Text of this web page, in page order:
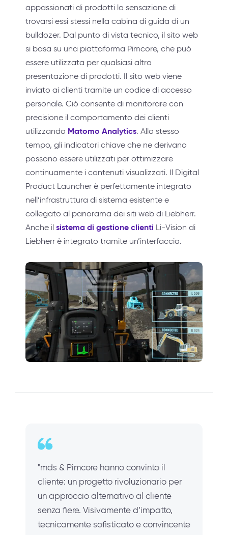
appassionati di prodotti la sensazione di
trovarsi essi stessi nella cabina di guida di un
bulldozer. Dal punto di vista tecnico, il sito web
si basa su una piattaforma Pimcore, che può
essere utilizzata per qualsiasi altra
presentazione di prodotti. Il sito web viene
inviato ai clienti tramite un codice di accesso
personale. Ciò consente di monitorare con
precisione il comportamento dei clienti
utilizzando Matomo Analytics. Allo stesso
tempo, gli indicatori chiave che ne derivano
possono essere utilizzati per ottimizzare
continuamente i contenuti visualizzati. Il Digital
Product Launcher è perfettamente integrato
nell’infrastruttura di sistema esistente e
collegato al panorama dei siti web di Liebherr.
Anche il sistema di gestione clienti Li-Vision di
Liebherr è integrato tramite un’interfaccia.
"mds & Pimcore hanno convinto il
cliente: un progetto rivoluzionario per
un approccio alternativo al cliente
senza fiere. Visivamente d’impatto,
tecnicamente sofisticato e convincente